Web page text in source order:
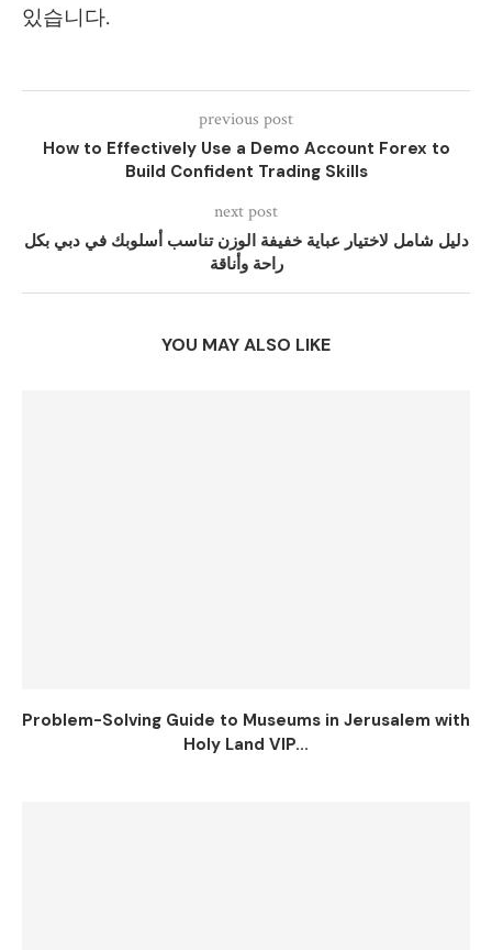
있습니다.
previous post
How to Effectively Use a Demo Account Forex to
Build Confident Trading Skills
next post
دليل شامل لاختيار عباية خفيفة الوزن تناسب أسلوبك في دبي بكل
راحة وأناقة
YOU MAY ALSO LIKE
Problem-Solving Guide to Museums in Jerusalem with
Holy Land VIP...